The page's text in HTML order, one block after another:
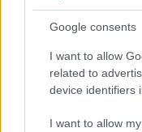
Google consents
I want to allow
related to
device identifiers
I want to allow